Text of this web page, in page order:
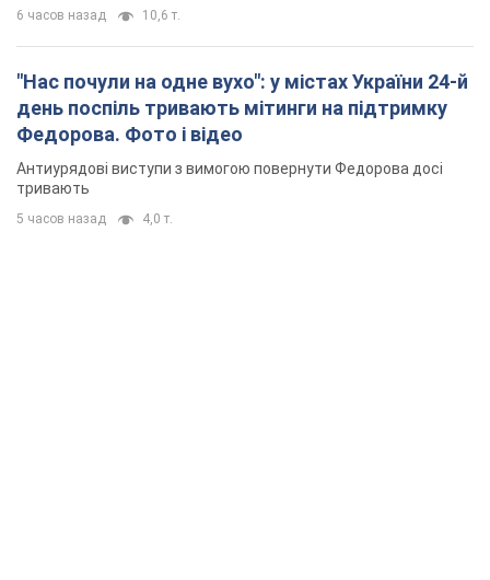
6 часов назад 10,6 т.
"Нас почули на одне вухо": у містах України 24-й
день поспіль тривають мітинги на підтримку
Федорова. Фото і відео
Антиурядові виступи з вимогою повернути Федорова досі
тривають
5 часов назад 4,0 т.